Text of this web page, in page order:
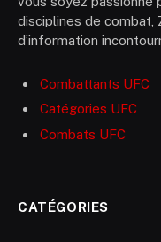
disciplines de
d’information
Combattants UFC
Catégories UFC
Combats UFC
CATÉGORIES